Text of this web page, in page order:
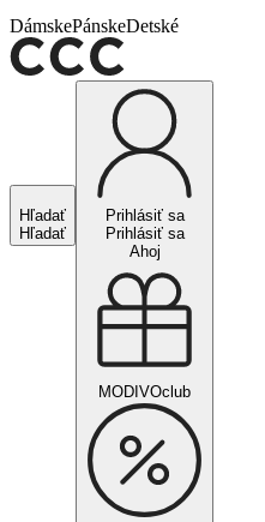
DámskePánskeDetské
Hľadať
Hľadať
Prihlásiť sa
Prihlásiť sa
Ahoj
MODIVOclub